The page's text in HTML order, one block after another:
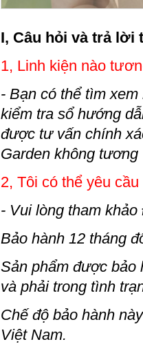
I, Câu hỏi và trả lời
1, Linh kiện nào
- Bạn có thể tìm
kiểm tra sổ hướng
được tư vấn chính
Garden không
2, Tôi có thể yêu
- Vui lòng tham
Bảo hành 12 tháng
Sản phẩm được bảo
và phải trong tình
Chế độ bảo hành
Việt Nam.